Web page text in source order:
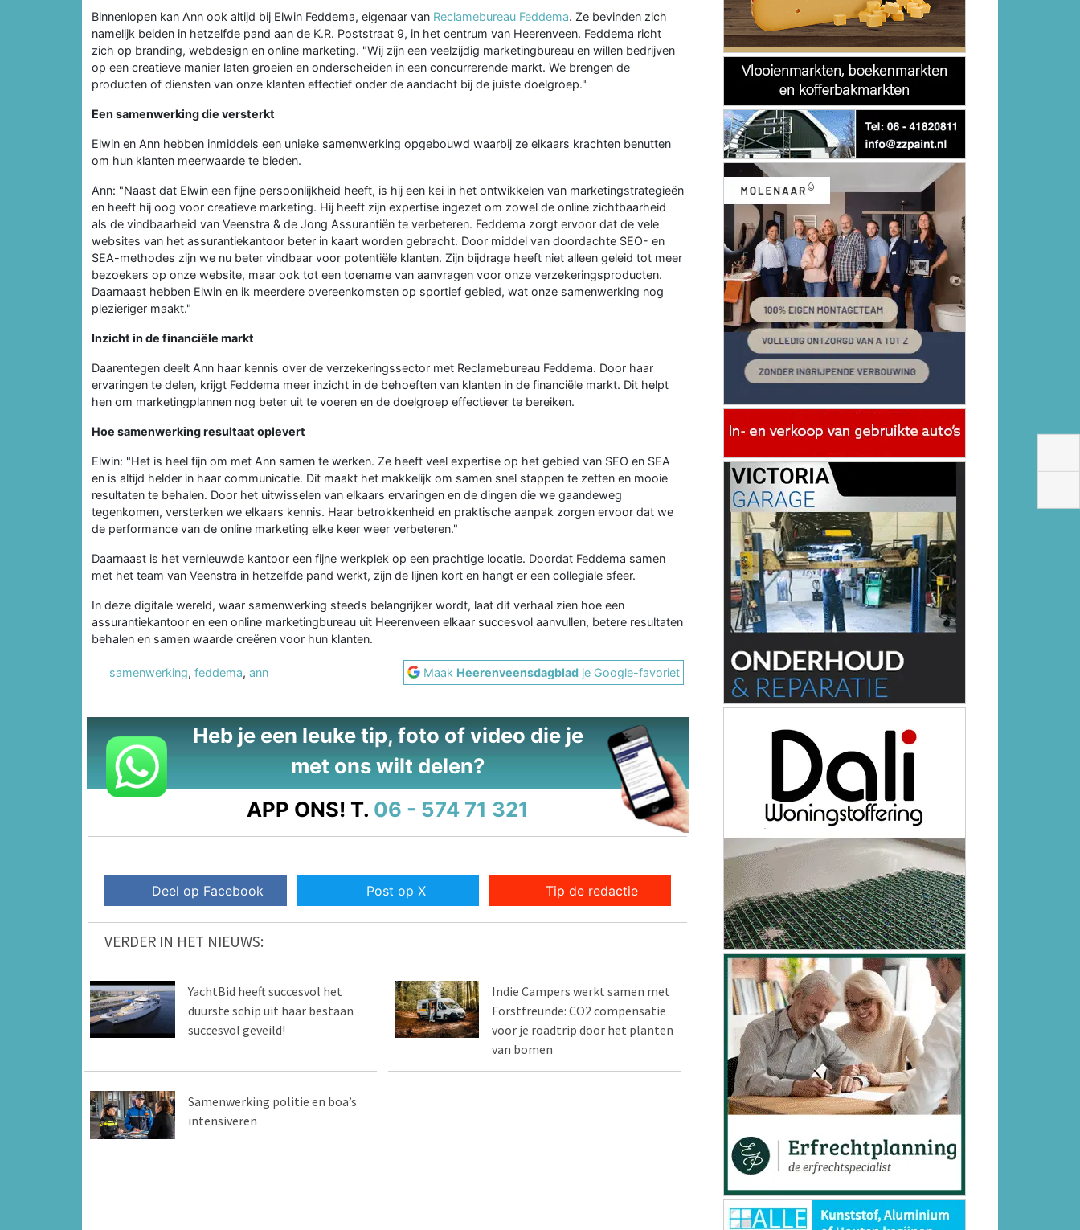
Binnenlopen kan Ann ook altijd bij Elwin Feddema, eigenaar van Reclamebureau Feddema. Ze bevinden zich
namelijk beiden in hetzelfde pand aan de K.R. Poststraat 9, in het centrum van Heerenveen. Feddema richt
zich op branding, webdesign en online marketing. "Wij zijn een veelzijdig marketingbureau en willen bedrijven
op een creatieve manier laten groeien en onderscheiden in een concurrerende markt. We brengen de
producten of diensten van onze klanten effectief onder de aandacht bij de juiste doelgroep."
Een samenwerking die versterkt
Elwin en Ann hebben inmiddels een unieke samenwerking opgebouwd waarbij ze elkaars krachten benutten
om hun klanten meerwaarde te bieden.
Ann: "Naast dat Elwin een fijne persoonlijkheid heeft, is hij een kei in het ontwikkelen van marketingstrategieën
en heeft hij oog voor creatieve marketing. Hij heeft zijn expertise ingezet om zowel de online zichtbaarheid
als de vindbaarheid van Veenstra & de Jong Assurantiën te verbeteren. Feddema zorgt ervoor dat de vele
websites van het assurantiekantoor beter in kaart worden gebracht. Door middel van doordachte SEO- en
SEA-methodes zijn we nu beter vindbaar voor potentiële klanten. Zijn bijdrage heeft niet alleen geleid tot meer
bezoekers op onze website, maar ook tot een toename van aanvragen voor onze verzekeringsproducten.
Daarnaast hebben Elwin en ik meerdere overeenkomsten op sportief gebied, wat onze samenwerking nog
plezieriger maakt."
Inzicht in de financiële markt
Daarentegen deelt Ann haar kennis over de verzekeringssector met Reclamebureau Feddema. Door haar
ervaringen te delen, krijgt Feddema meer inzicht in de behoeften van klanten in de financiële markt. Dit helpt
hen om marketingplannen nog beter uit te voeren en de doelgroep effectiever te bereiken.
Hoe samenwerking resultaat oplevert
Elwin: "Het is heel fijn om met Ann samen te werken. Ze heeft veel expertise op het gebied van SEO en SEA
en is altijd helder in haar communicatie. Dit maakt het makkelijk om samen snel stappen te zetten en mooie
resultaten te behalen. Door het uitwisselen van elkaars ervaringen en de dingen die we gaandeweg
tegenkomen, versterken we elkaars kennis. Haar betrokkenheid en praktische aanpak zorgen ervoor dat we
de performance van de online marketing elke keer weer verbeteren."
Daarnaast is het vernieuwde kantoor een fijne werkplek op een prachtige locatie. Doordat Feddema samen
met het team van Veenstra in hetzelfde pand werkt, zijn de lijnen kort en hangt er een collegiale sfeer.
In deze digitale wereld, waar samenwerking steeds belangrijker wordt, laat dit verhaal zien hoe een
assurantiekantoor en een online marketingbureau uit Heerenveen elkaar succesvol aanvullen, betere resultaten
behalen en samen waarde creëren voor hun klanten.
samenwerking, feddema, ann Maak Heerenveensdagblad je Google-favoriet
Heb je een leuke tip, foto of video die je
met ons wilt delen?
APP ONS! T. 06 - 574 71 321
Deel op Facebook Post op X Tip de redactie
VERDER IN HET NIEUWS:
YachtBid heeft succesvol het
duurste schip uit haar bestaan
succesvol geveild!
Indie Campers werkt samen met
Forstfreunde: CO2 compensatie
voor je roadtrip door het planten
van bomen
Samenwerking politie en boa’s
intensiveren